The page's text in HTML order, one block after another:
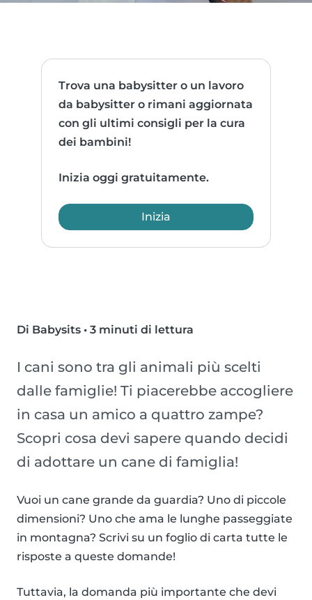
Trova una babysitter o un lavoro
da babysitter o rimani aggiornata
con gli ultimi consigli per la cura
dei bambini!
Inizia oggi gratuitamente.
Inizia
Di Babysits • 3 minuti di lettura
I cani sono tra gli animali più scelti
dalle famiglie! Ti piacerebbe accogliere
in casa un amico a quattro zampe?
Scopri cosa devi sapere quando decidi
di adottare un cane di famiglia!
Vuoi un cane grande da guardia? Uno di piccole
dimensioni? Uno che ama le lunghe passeggiate
in montagna? Scrivi su un foglio di carta tutte le
risposte a queste domande!
Tuttavia, la domanda più importante che devi